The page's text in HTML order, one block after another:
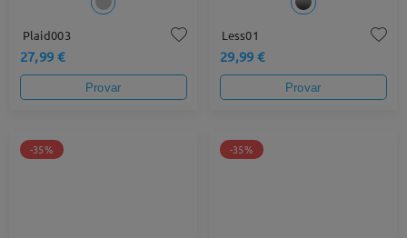
Plaid003
27,99 €
Provar
Less01
29,99 €
Provar
-35% -35%